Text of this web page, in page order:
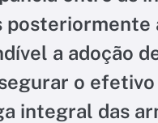
posteriormente
a adoção
o
integral das